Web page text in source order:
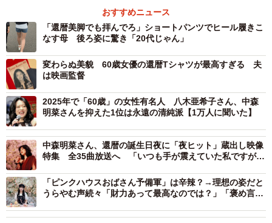
「影響を受けた同年代の有名人」の2位は吉川晃司さん
（121名）、3位はDREAMS COME TRUEの吉田美和さん
（117名）、4位は本木雅弘さん（69名）、5位はX JAPAN
のYOSHIKIさん（60名）となっています。
「還暦パーティーに呼びたい同年代の有名人」では、2位が
吉田美和さん（167名）、3位がヒロミさん（117名）、同
率4位に沢口靖子さんと吉川晃司さん（113名）が入りまし
た。なお、ヒロミさんは「影響を受けた同年代の有名人」
でも8位にランクインしています。
中森明菜さんは両部門で2位以下に大差をつけており、今年
還暦を迎える世代にとって、その存在感の大きさがうかが
おすすめニュース
「還暦美脚でも拝んでろ」ショートパンツでヒール履きこ
なす母 後ろ姿に驚き「20代じゃん」
変わらぬ美貌 60歳女優の還暦Tシャツが最高すぎる 夫
は映画監督
2025年で「60歳」の女性有名人 八木亜希子さん、中森
明菜さんを抑えた1位は永遠の清純派【1万人に聞いた】
中森明菜さん、還暦の誕生日夜に「夜ヒット」蔵出し映像
特集 全35曲放送へ 「いつも手が震えていた私ですが…
「ピンクハウスおばさん予備軍」は辛辣？→理想の姿だと
うらやむ声続々「財力あって最高なのでは？」「褒め言